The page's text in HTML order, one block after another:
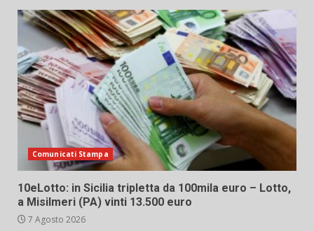
Comunicati Stampa
10eLotto: in Sicilia tripletta da 100mila euro – Lotto,
a Misilmeri (PA) vinti 13.500 euro
7 Agosto 2026